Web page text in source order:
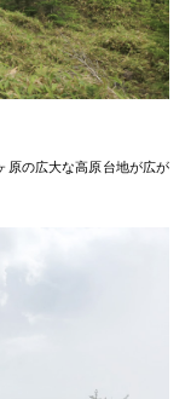
原の広大な高原台地が広が